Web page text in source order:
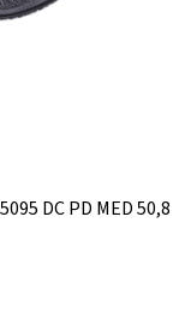
DC PD MED 50,8